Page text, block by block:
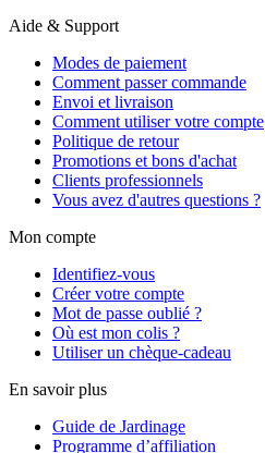
Aide & Support
Modes de paiement
Comment passer commande
Envoi et livraison
Comment utiliser votre compte
Politique de retour
Promotions et bons d'achat
Clients professionnels
Vous avez d'autres questions ?
Mon compte
Identifiez-vous
Créer votre compte
Mot de passe oublié ?
Où est mon colis ?
Utiliser un chèque-cadeau
En savoir plus
Guide de Jardinage
Programme d’affiliation